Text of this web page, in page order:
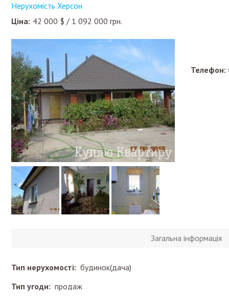
Нерухомість Херсон
Ціна: 42 000 $ / 1 092 000 грн.
Телефон:
Загальна інформація
Тип нерухомості: будинок(дача)
Тип угоди: продаж